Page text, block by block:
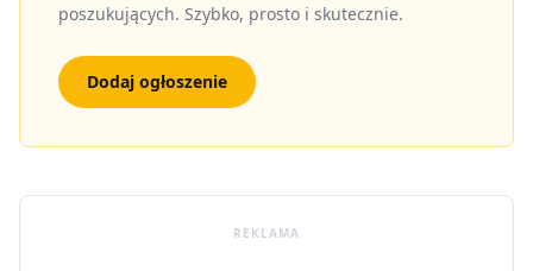
poszukujących. Szybko, prosto i skutecznie.
Dodaj ogłoszenie
REKLAMA